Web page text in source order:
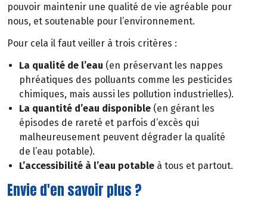
pouvoir maintenir une qualité de vie agréable pour
nous, et soutenable pour l’environnement.
Pour cela il faut veiller à trois critères :
La qualité de l’eau (en préservant les nappes
phréatiques des polluants comme les pesticides
chimiques, mais aussi les pollution industrielles).
La quantité d’eau disponible (en gérant les
épisodes de rareté et parfois d’excès qui
malheureusement peuvent dégrader la qualité
de l’eau potable).
L’accessibilité à l’eau potable à tous et partout.
Envie d'en savoir plus ?